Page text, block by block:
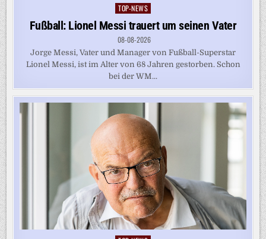
Posted
TOP-NEWS
Fußball: Lionel Messi trauert um seinen Vater
08-08-2026
Jorge Messi, Vater und Manager von Fußball-Superstar
Lionel Messi, ist im Alter von 68 Jahren gestorben. Schon
bei der WM...